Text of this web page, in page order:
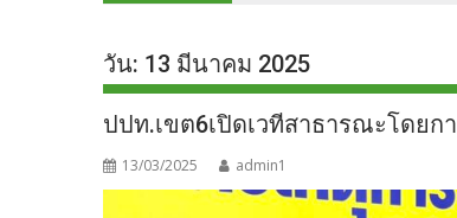
วัน: 13 มีนาคม 2025
ปปท.เขต6เปิดเวทีสาธารณะโดยก
13/03/2025 admin1